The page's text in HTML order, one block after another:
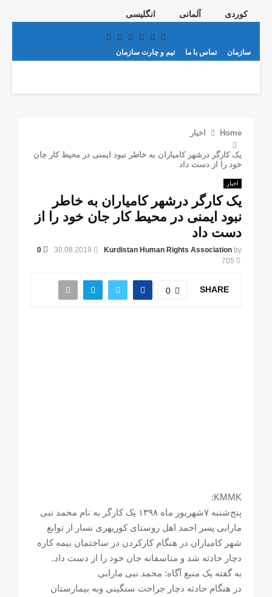
کوردی آلمانی انگلیسی
Facebook
Twitter
Instagram
Youtube
Email
سازمان تماس با ما تیم و چارت سازمان
Home اخبار
یک کارگر درشهر کامیاران به خاطر نبود ایمنی در محیط کار جان
خود را از دست داد
اخبار
یک کارگر درشهر کامیاران به خاطر
نبود ایمنی در محیط کار جان خود را از
دست داد
by
Kurdistan Human Rights Association
30.08.2019
0
705
SHARE
0
KMMK:
پنج‌شنبه ۷شهریور ماه ۱۳۹٨ یک کارگر به نام محمد نبی
مارابی پسر احمد اهل روستای کوریهری نسار از توابع
شهر کامیاران در هنگام کارکردن در ساختمان نیمه کاره
دچار حادثه شد و متاسفانه جان خود را از دست داد.
به گفته یک منبع آگاه: محمد نبی مارابی
در هنگام حادثه دچار جراحت سنگینی وبه بیمارستان